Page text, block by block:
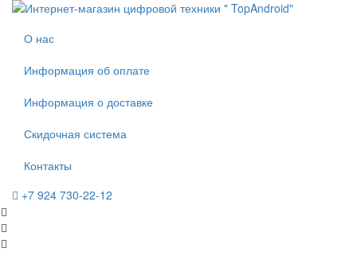
О нас
Информация об оплате
Информация о доставке
Скидочная система
Контакты
+7 924 730-22-12